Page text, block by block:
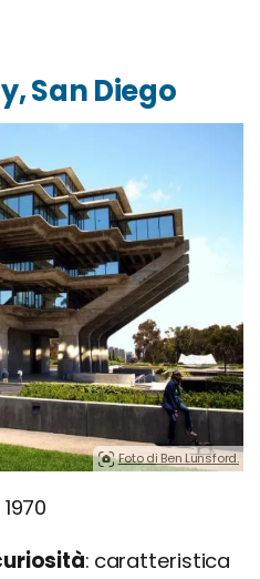
San Diego
Foto di Ben Lunsford.
1970
caratteristica